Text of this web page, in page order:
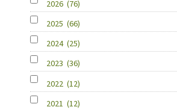
2026 (76)
2025 (66)
2024 (25)
2023 (36)
2022 (12)
2021 (12)